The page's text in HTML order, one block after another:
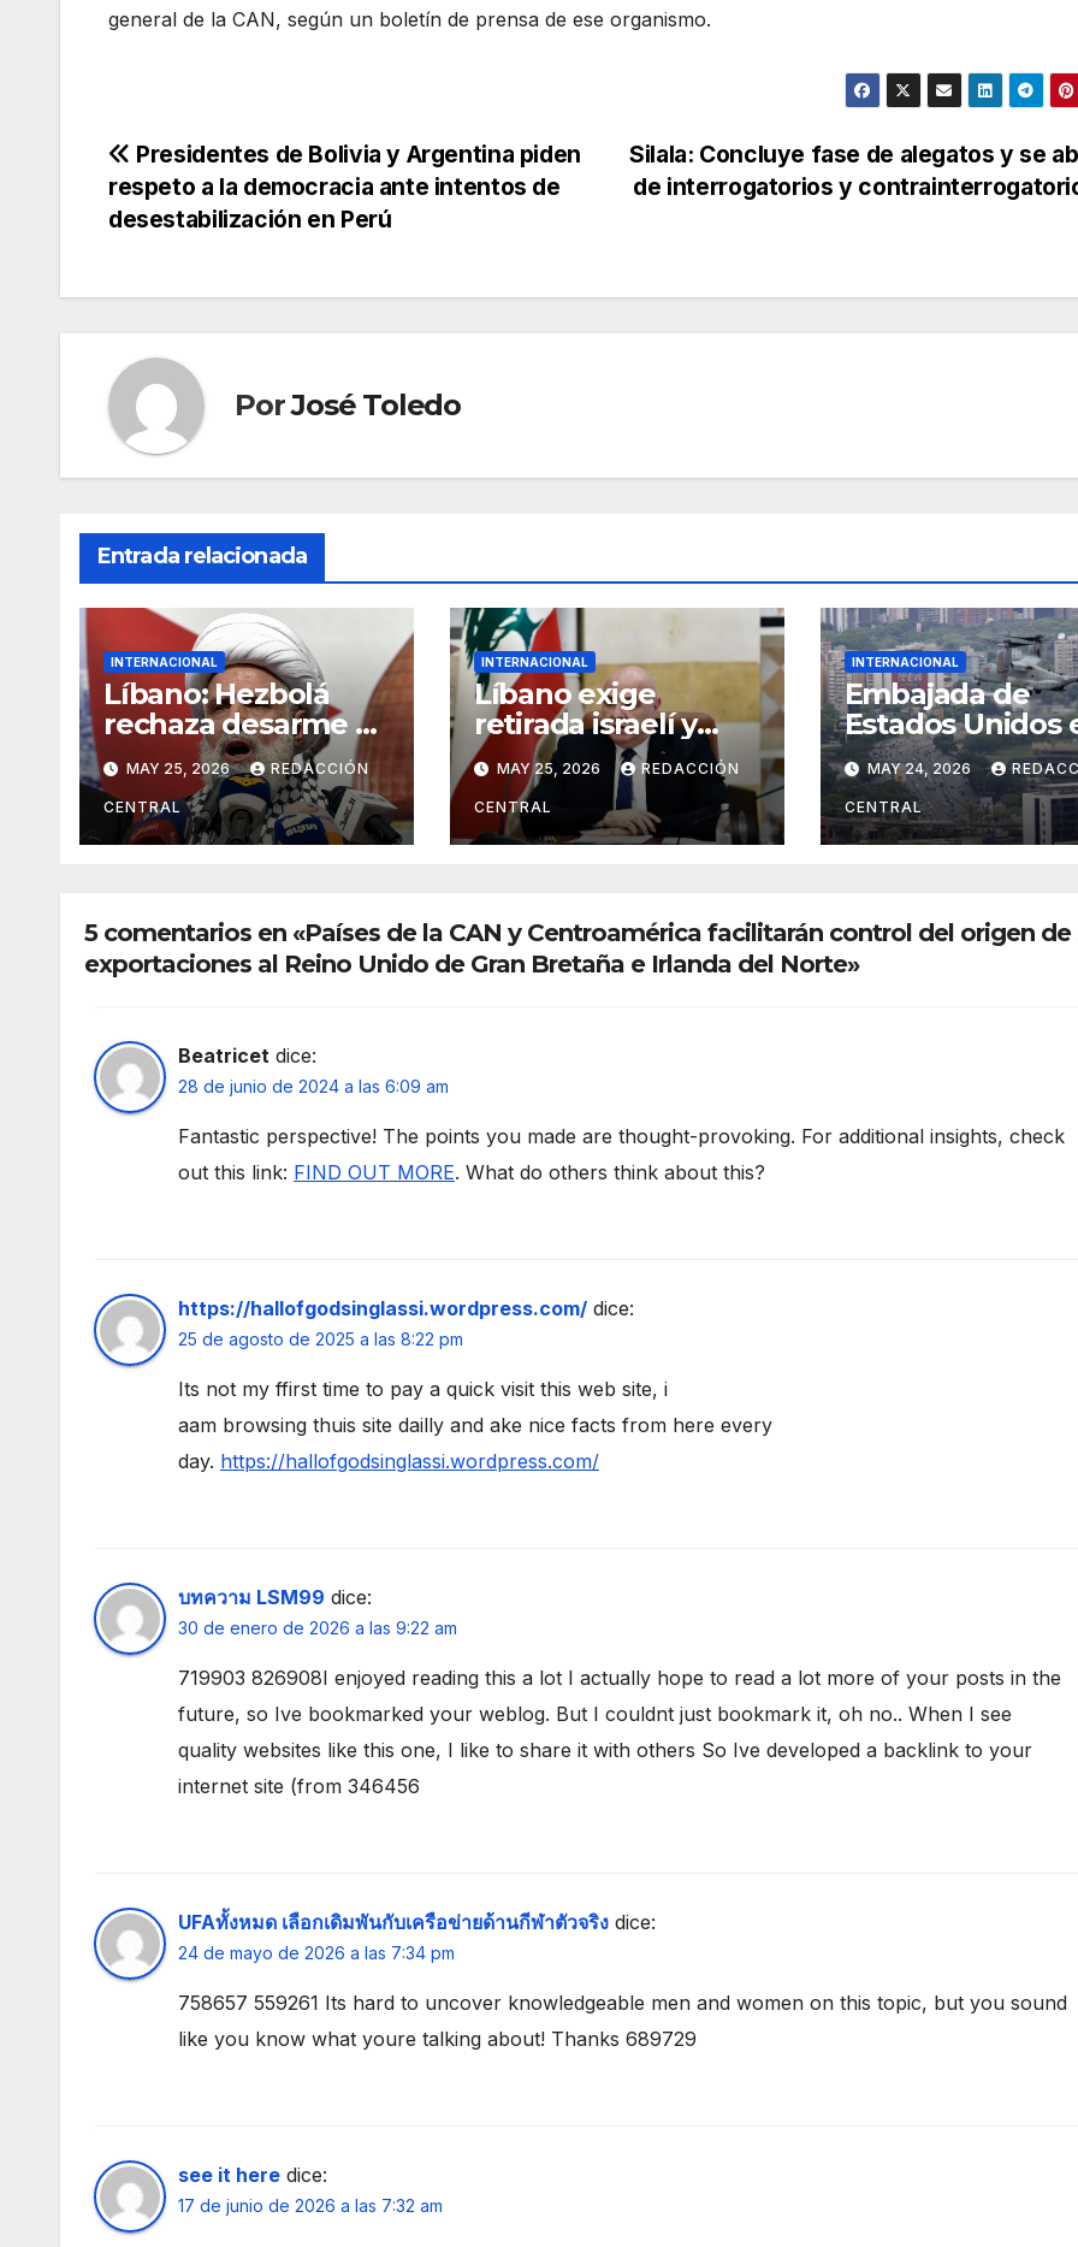
general de la CAN, según un boletín de prensa de ese organismo.
Navegación
de
Silala: Concluye fase de alegatos y se
de interrogatorios y
Presidentes de Bolivia y Argentina piden
respeto a la democracia ante intentos de
desestabilización en Perú
PorJosé Toledo
Entrada relacionada
INTERNACIONAL
Líbano: Hezbolá
rechaza desarme y
condena injerencia
de EE.UU.
MAY 25, 2026 REDACCIÓN
CENTRAL
INTERNACIONAL
Líbano exige
retirada israelí y
reafirma soberanía
en “Día de la
Resistencia y la
Liberación”
MAY 25, 2026 REDACCIÓN
CENTRAL
INTERNACIONAL
Embajada de
Estados Unidos
Caracas
simulacro aéreo
evacuación y
contingencia
MAY 24, 2026
CENTRAL
5 comentarios en «Países de la CAN y Centroamérica facilitarán control del origen de
exportaciones al Reino Unido de Gran Bretaña e Irlanda del Norte»
Beatricet dice:
28 de junio de 2024 a las 6:09 am
Fantastic perspective! The points you made are thought-provoking. For additional insights, check
out this link: FIND OUT MORE. What do others think about this?
https://hallofgodsinglassi.wordpress.com/ dice:
25 de agosto de 2025 a las 8:22 pm
Its not my ffirst time to pay a quick visit this web site, i
aam browsing thuis site dailly and ake nice facts from here every
day. https://hallofgodsinglassi.wordpress.com/
บทความ LSM99 dice:
30 de enero de 2026 a las 9:22 am
719903 826908I enjoyed reading this a lot I actually hope to read a lot more of your posts in the
future, so Ive bookmarked your weblog. But I couldnt just bookmark it, oh no.. When I see
quality websites like this one, I like to share it with others So Ive developed a backlink to your
internet site (from 346456
UFAทั้งหมด เลือกเดิมพันกับเครือข่ายด้านกีฬาตัวจริง dice:
24 de mayo de 2026 a las 7:34 pm
758657 559261 Its hard to uncover knowledgeable men and women on this topic, but you sound
like you know what youre talking about! Thanks 689729
see it here dice:
17 de junio de 2026 a las 7:32 am